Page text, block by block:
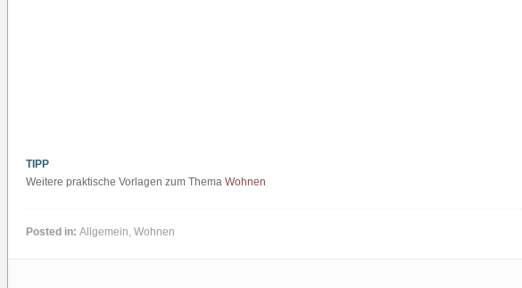
TIPP
Weitere praktische Vorlagen zum Thema Wohnen
Posted in: Allgemein, Wohnen